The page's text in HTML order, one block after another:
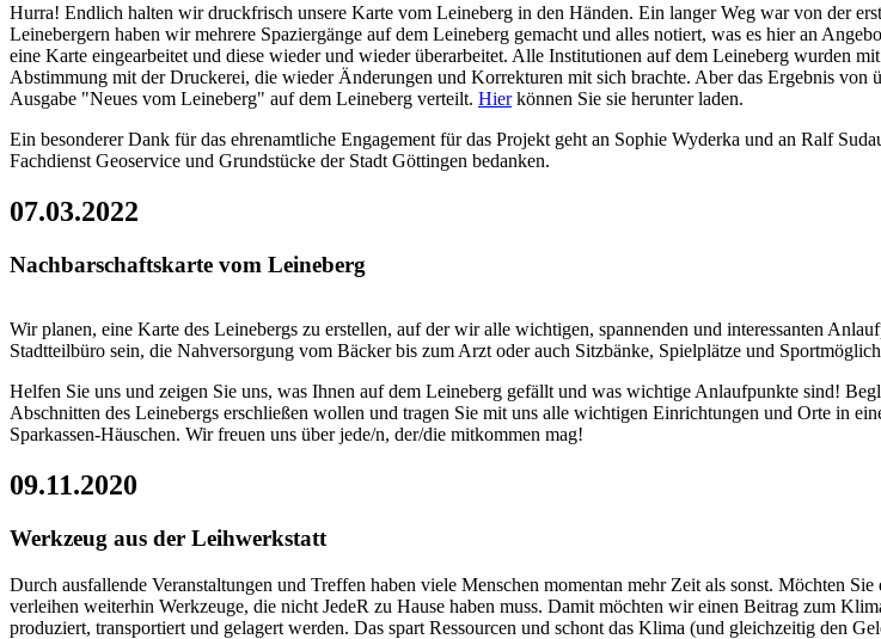
Hurra! Endlich halten wir druckfrisch unsere Karte vom Leineberg in den Händen. Ein langer Weg war von der
Leinebergern haben wir mehrere Spaziergänge auf dem Leineberg gemacht und alles notiert, was es hier an
eine Karte eingearbeitet und diese wieder und wieder überarbeitet. Alle Institutionen auf dem Leineberg wurden
Abstimmung mit der Druckerei, die wieder Änderungen und Korrekturen mit sich brachte. Aber das Ergebnis von
Ausgabe "Neues vom Leineberg" auf dem Leineberg verteilt. Hierkönnen Sie sie herunter laden.
Ein besonderer Dank für das ehrenamtliche Engagement für das Projekt geht an Sophie Wyderka und an Ralf
Fachdienst Geoservice und Grundstücke der Stadt Göttingen bedanken.
07.03.2022
Nachbarschaftskarte vom Leineberg
Wir planen, eine Karte des Leinebergs zu erstellen, auf der wir alle wichtigen, spannenden und interessanten
Stadtteilbüro sein, die Nahversorgung vom Bäcker bis zum Arzt oder auch Sitzbänke, Spielplätze und
Helfen Sie uns und zeigen Sie uns, was Ihnen auf dem Leineberg gefällt und was wichtige Anlaufpunkte sind!
Abschnitten des Leinebergs erschließen wollen und tragen Sie mit uns alle wichtigen Einrichtungen und Orte in
Sparkassen-Häuschen. Wir freuen uns über jede/n, der/die mitkommen mag!
09.11.2020
Werkzeug aus der Leihwerkstatt
Durch ausfallende Veranstaltungen und Treffen haben viele Menschen momentan mehr Zeit als sonst. Möchten
verleihen weiterhin Werkzeuge, die nicht JedeR zu Hause haben muss. Damit möchten wir einen Beitrag zum
produziert, transportiert und gelagert werden. Das spart Ressourcen und schont das Klima (und gleichzeitig den